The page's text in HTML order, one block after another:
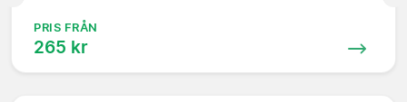
PRIS FRÅN
265 kr